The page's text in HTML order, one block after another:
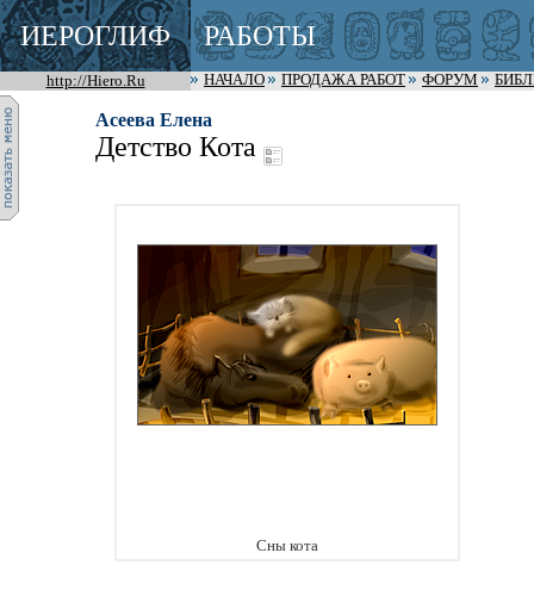
ИЕРОГЛИФ РАБОТЫ
http://Hiero.Ru НАЧАЛО ПРОДАЖА РАБОТ ФОРУМ
Асеева Елена
Детство Кота
Сны кота